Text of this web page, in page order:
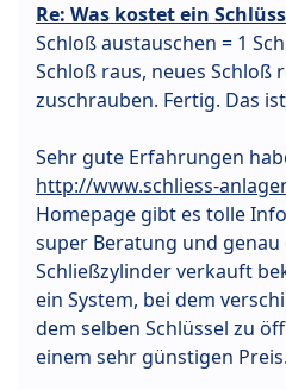
Re: Was kostet ein
Schloß austauschen = 1
Schloß raus, neues Schloß
zuschrauben. Fertig. Das
Sehr gute Erfahrungen
http://www.schliess-
Homepage gibt es tolle
super Beratung und
Schließzylinder verkauft
ein System, bei dem
dem selben Schlüssel zu
einem sehr günstigen